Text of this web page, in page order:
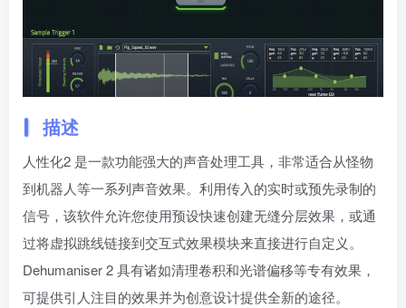
描述
人性化2 是一款功能强大的声音处理工具，非常适合从怪物
到机器人等一系列声音效果。利用传入的实时或预先录制的
信号，该软件允许您使用预设快速创建无缝分层效果，或通
过将虚拟跳线链接到交互式效果模块来直接进行自定义。
Dehumaniser 2 具有诸如清理卷积和光谱偏移等专有效果，
可提供引人注目的效果并为创意设计提供全新的途径。